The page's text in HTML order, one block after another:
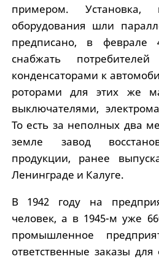
примером.
оборудования шли
предписано, в феврале
снабжать потребителей
конденсаторами к
роторами для этих же
выключателями,
То есть за неполных два
земле завод
продукции, ранее
Ленинграде и Калуге.
В 1942 году на
человек, а в 1945-м уже
промышленное
ответственные заказы